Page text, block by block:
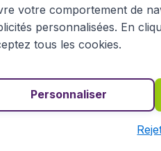
à cet effet et vous
les plus compétitifs du
!
votre comportement de
personnalisées. En
tous les cookies.
Personnaliser